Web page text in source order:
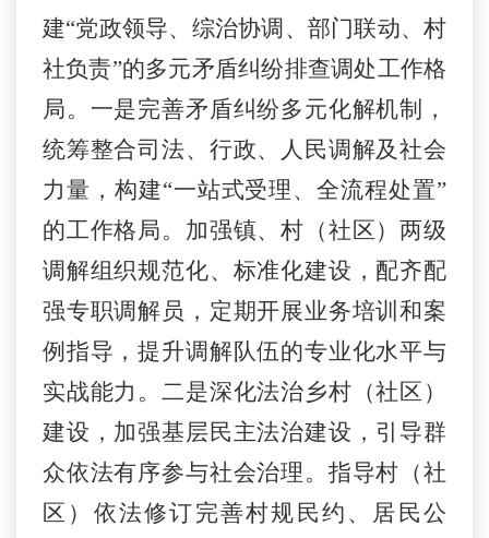
建“党政领导、综治协调、部门联动、村
社负责”的多元矛盾纠纷排查调处工作格
局。一是完善矛盾纠纷多元化解机制，
统筹整合司法、行政、人民调解及社会
力量，构建“一站式受理、全流程处置”
的工作格局。加强镇、村（社区）两级
调解组织规范化、标准化建设，配齐配
强专职调解员，定期开展业务培训和案
例指导，提升调解队伍的专业化水平与
实战能力。二是深化法治乡村（社区）
建设，加强基层民主法治建设，引导群
众依法有序参与社会治理。指导村（社
区）依法修订完善村规民约、居民公